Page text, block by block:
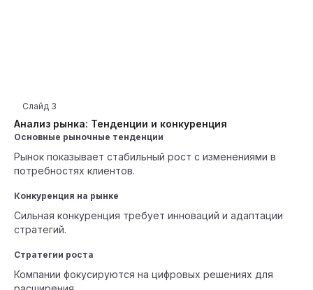
Анализ рынка: Тенденции и конкуренция
Слайд 3
Основные рыночные тенденции
Рынок показывает стабильный рост с изменениями в
потребностях клиентов.
Конкуренция на рынке
Сильная конкуренция требует инноваций и адаптации
стратегий.
Стратегии роста
Компании фокусируются на цифровых решениях для